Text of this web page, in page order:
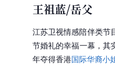
王祖蓝/岳父
江苏卫视情感陪伴类节
节婚礼的幸福一幕，其
年夺得香港国际华裔小